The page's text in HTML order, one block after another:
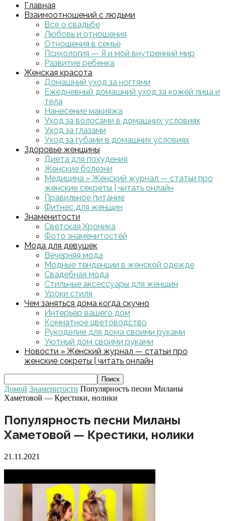
Главная
Взаимоотношений с людьми
Все о свадьбе
Любовь и отношения
Отношения в семье
Психология — Я и мой внутренний мир
Развитие ребенка
Женская красота
Домашний уход за ногтями
Ежедневный домашний уход за кожей лица и
тела
Нанесение макияжа
Уход за волосами в домашних условиях
Уход за глазами
Уход за губами в домашних условиях
Здоровье женщины
Диета для похудения
Женские болезни
Медицина » Женский журнал — статьи про
женские секреты | читать онлайн
Правильное питание
Фитнес для женщин
Знаменитости
Светская Хроника
Фото знаменитостей
Мода для девушек
Вечерняя мода
Модные тенденции в женской одежде
Свадебная мода
Стильные аксессуары для женщин
Уроки стиля
Чем заняться дома когда скучно
Интерьер вашего дом
Комнатное цветоводство
Рукоделие для дома своими руками
Уютный дом своими руками
Новости » Женский журнал — статьи про
женские секреты | читать онлайн
Домой Знаменитости Популярность песни Миланы
Хаметовой — Крестики, нолики
Популярность песни Миланы
Хаметовой — Крестики, нолики
21.11.2021